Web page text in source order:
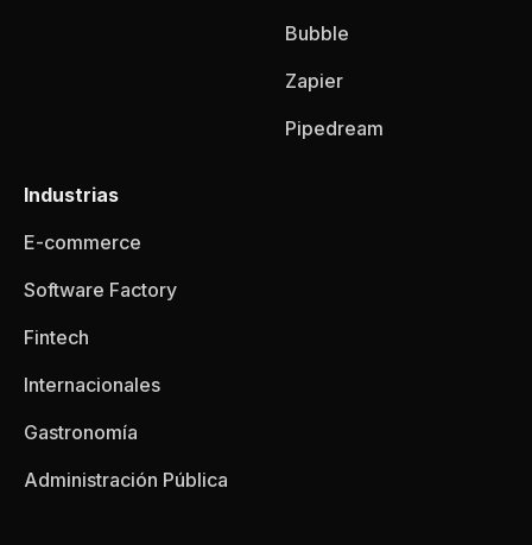
Bubble
Zapier
Pipedream
Industrias
E-commerce
Software Factory
Fintech
Internacionales
Gastronomía
Administración Pública